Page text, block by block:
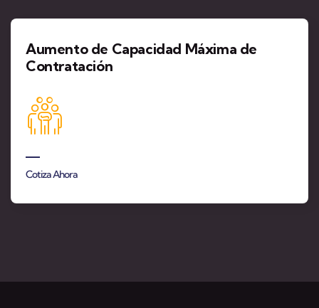
Aumento de Capacidad Máxima de
Contratación
Cotiza Ahora